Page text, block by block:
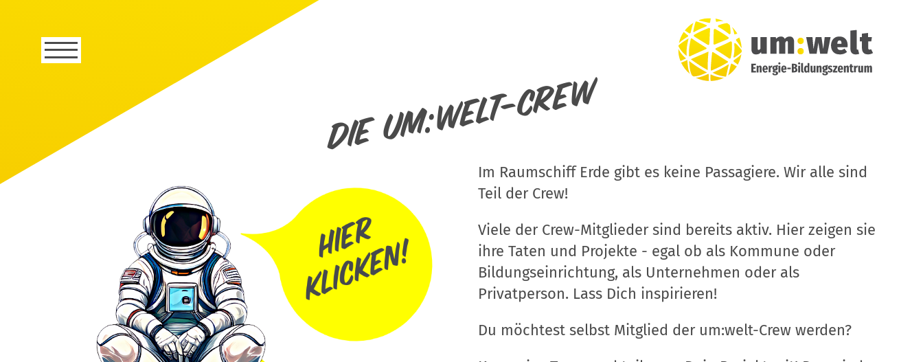
Die um:welt-Crew
Im Raumschiff Erde gibt es keine Passagiere. Wir alle sind
Teil der Crew!
Viele der Crew-Mitglieder sind bereits aktiv. Hier zeigen sie
ihre Taten und Projekte - egal ob als Kommune oder
Bildungseinrichtung, als Unternehmen oder als
Privatperson. Lass Dich inspirieren!
Du möchtest selbst Mitglied der um:welt-Crew werden?